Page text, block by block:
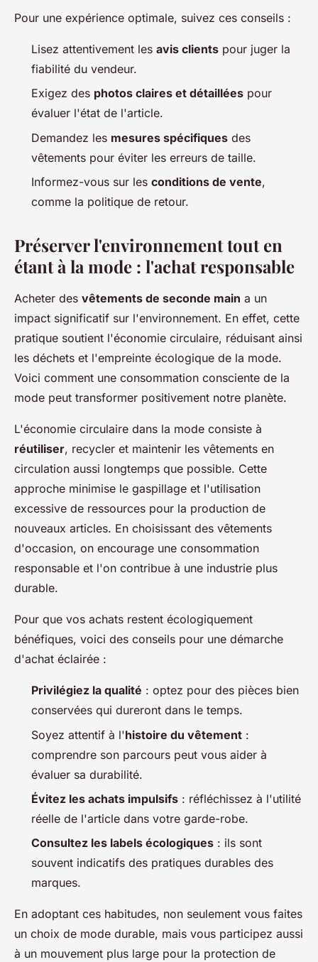
Pour une expérience optimale, suivez ces conseils :
Lisez attentivement les avis clients pour juger la
fiabilité du vendeur.
Exigez des photos claires et détaillées pour
évaluer l'état de l'article.
Demandez les mesures spécifiques des
vêtements pour éviter les erreurs de taille.
Informez-vous sur les conditions de vente,
comme la politique de retour.
Préserver l'environnement tout en
étant à la mode : l'achat responsable
Acheter des vêtements de seconde main a un
impact significatif sur l'environnement. En effet, cette
pratique soutient l'économie circulaire, réduisant ainsi
les déchets et l'empreinte écologique de la mode.
Voici comment une consommation consciente de la
mode peut transformer positivement notre planète.
L'économie circulaire dans la mode consiste à
réutiliser, recycler et maintenir les vêtements en
circulation aussi longtemps que possible. Cette
approche minimise le gaspillage et l'utilisation
excessive de ressources pour la production de
nouveaux articles. En choisissant des vêtements
d'occasion, on encourage une consommation
responsable et l'on contribue à une industrie plus
durable.
Pour que vos achats restent écologiquement
bénéfiques, voici des conseils pour une démarche
d'achat éclairée :
Privilégiez la qualité : optez pour des pièces bien
conservées qui dureront dans le temps.
Soyez attentif à l'histoire du vêtement :
comprendre son parcours peut vous aider à
évaluer sa durabilité.
Évitez les achats impulsifs : réfléchissez à l'utilité
réelle de l'article dans votre garde-robe.
Consultez les labels écologiques : ils sont
souvent indicatifs des pratiques durables des
marques.
En adoptant ces habitudes, non seulement vous faites
un choix de mode durable, mais vous participez aussi
à un mouvement plus large pour la protection de